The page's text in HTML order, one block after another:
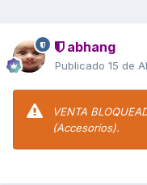
abhang
Publicado 15 de
VENTA
(Accesorios).